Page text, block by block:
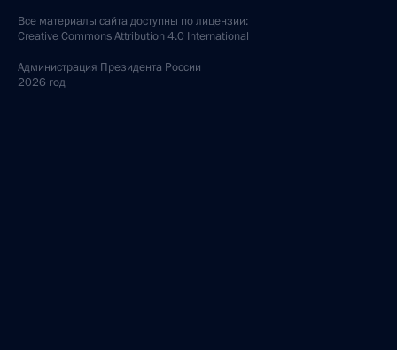
Все материалы сайта доступны по лицензии:
Creative Commons Attribution 4.0 International
Администрация Президента России
2026 год